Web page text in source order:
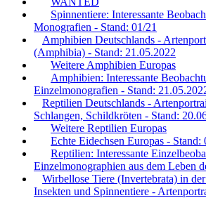
Spinnentiere: Interessante
Monografien - Stand: 01/21
Amphibien Deutschlands -
(Amphibia) - Stand: 21.05.2022
Weitere Amphibien Europas
Amphibien: Interessante
Einzelmonografien - Stand:
Reptilien Deutschlands -
Schlangen, Schildkröten - Stand:
Weitere Reptilien Europas
Echte Eidechsen Europas - Stand:
Reptilien: Interessante
Einzelmonographien aus dem Leben
Wirbellose Tiere (Invertebrata) in
Insekten und Spinnentiere -